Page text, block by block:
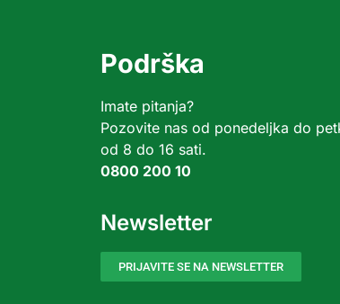
Podrška
Imate pitanja?
Pozovite nas od ponedeljka do
od 8 do 16 sati.
0800 200 10
Newsletter
PRIJAVITE SE NA NEWSLETTER